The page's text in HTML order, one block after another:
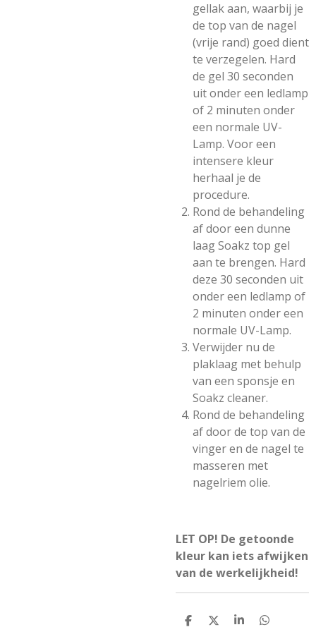
gellak aan, waarbij je
de top van de nagel
(vrije rand) goed dient
te verzegelen. Hard
de gel 30 seconden
uit onder een ledlamp
of 2 minuten onder
een normale UV-
Lamp. Voor een
intensere kleur
herhaal je de
procedure.
Rond de behandeling
af door een dunne
laag Soakz top gel
aan te brengen. Hard
deze 30 seconden uit
onder een ledlamp of
2 minuten onder een
normale UV-Lamp.
Verwijder nu de
plaklaag met behulp
van een sponsje en
Soakz cleaner.
Rond de behandeling
af door de top van de
vinger en de nagel te
masseren met
nagelriem olie.
LET OP! De getoonde
kleur kan iets afwijken
van de werkelijkheid!
D
D
S
D